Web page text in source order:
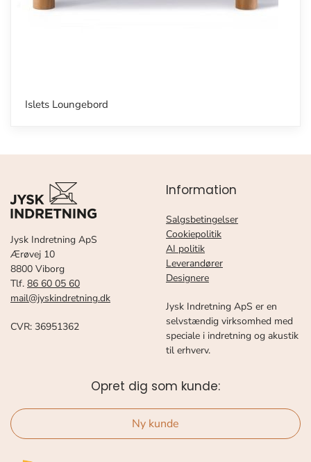
Islets Loungebord
Jysk Indretning ApS
Ærøvej 10
8800 Viborg
Tlf. 86 60 05 60
mail@jyskindretning.dk
CVR: 36951362
Information
Salgsbetingelser
Cookiepolitik
AI politik
Leverandører
Designere
Jysk Indretning ApS er en
selvstændig virksomhed med
speciale i indretning og akustik
til erhverv.
Opret dig som kunde:
Ny kunde